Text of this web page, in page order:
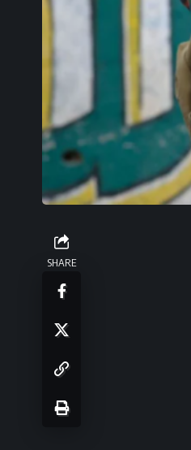
SHARE